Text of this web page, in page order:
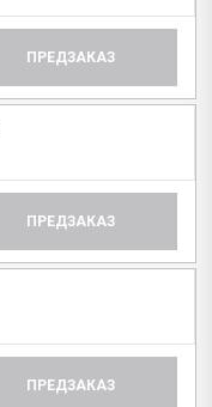
ПРЕДЗАКАЗ
ПРЕДЗАКАЗ
ПРЕДЗАКАЗ